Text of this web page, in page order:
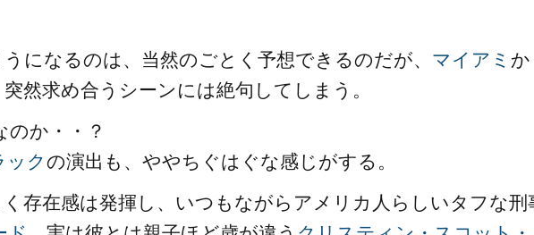
になるのは、当然のごとく予想できるのだが、 マイアミ か
然求め合うシーンには絶句してしまう。
のか・・？
ックの演出も、ややちぐはぐな感じがする。
存在感は発揮し、いつもながらアメリカ人らしいタフな刑